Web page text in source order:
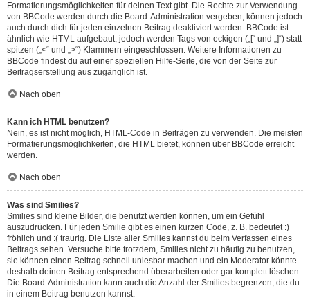
Formatierungsmöglichkeiten für deinen Text gibt. Die Rechte zur Verwendung
von BBCode werden durch die Board-Administration vergeben, können jedoch
auch durch dich für jeden einzelnen Beitrag deaktiviert werden. BBCode ist
ähnlich wie HTML aufgebaut, jedoch werden Tags von eckigen („[“ und „]“) statt
spitzen („<“ und „>“) Klammern eingeschlossen. Weitere Informationen zu
BBCode findest du auf einer speziellen Hilfe-Seite, die von der Seite zur
Beitragserstellung aus zugänglich ist.
Nach oben
Kann ich HTML benutzen?
Nein, es ist nicht möglich, HTML-Code in Beiträgen zu verwenden. Die meisten
Formatierungsmöglichkeiten, die HTML bietet, können über BBCode erreicht
werden.
Nach oben
Was sind Smilies?
Smilies sind kleine Bilder, die benutzt werden können, um ein Gefühl
auszudrücken. Für jeden Smilie gibt es einen kurzen Code, z. B. bedeutet :)
fröhlich und :( traurig. Die Liste aller Smilies kannst du beim Verfassen eines
Beitrags sehen. Versuche bitte trotzdem, Smilies nicht zu häufig zu benutzen,
sie können einen Beitrag schnell unlesbar machen und ein Moderator könnte
deshalb deinen Beitrag entsprechend überarbeiten oder gar komplett löschen.
Die Board-Administration kann auch die Anzahl der Smilies begrenzen, die du
in einem Beitrag benutzen kannst.